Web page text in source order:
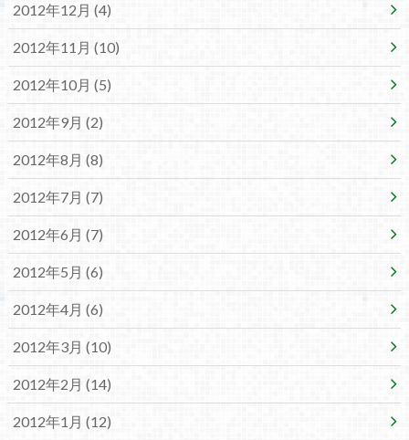
2012年12月 (4)
2012年11月 (10)
2012年10月 (5)
2012年9月 (2)
2012年8月 (8)
2012年7月 (7)
2012年6月 (7)
2012年5月 (6)
2012年4月 (6)
2012年3月 (10)
2012年2月 (14)
2012年1月 (12)